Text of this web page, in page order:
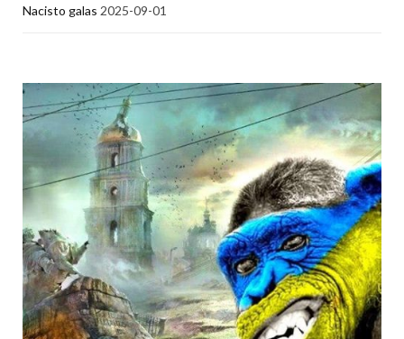
Nacisto galas 2025-09-01